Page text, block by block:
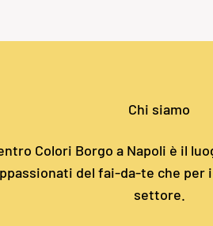
Chi siamo
Colori Borgo a Napoli è il
del fai-da-te che per
settore.